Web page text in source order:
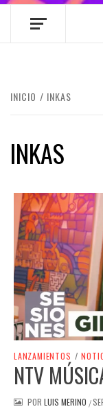
INICIO INKAS
INKAS
LANZAMIENTOS /
NTV
POR LUIS MERINO /